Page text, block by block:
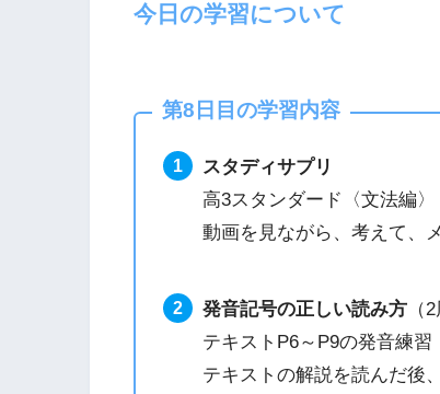
今日の学習について
第8日目の学習内容
スタディサプリ
高3スタンダード〈文法編
動画を見ながら、考えて、
発音記号の正しい読み方（2
テキストP6～P9の発音練習
テキストの解説を読んだ後